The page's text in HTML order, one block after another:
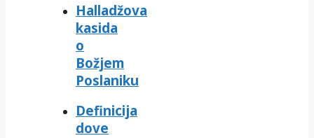
Halladžova
kasida
o
Božjem
Poslaniku
Definicija
dove